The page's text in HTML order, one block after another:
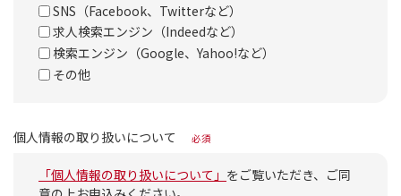
SNS（Facebook、Twitterなど）
求人検索エンジン（Indeedなど）
検索エンジン（Google、Yahoo!など）
その他
個人情報の取り扱いについて 必須
「個人情報の取り扱いについて」 をご覧いただき、ご同